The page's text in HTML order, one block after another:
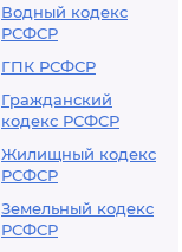
Водный кодекс
РСФСР
ГПК РСФСР
Гражданский
кодекс РСФСР
Жилищный кодекс
РСФСР
Земельный кодекс
РСФСР